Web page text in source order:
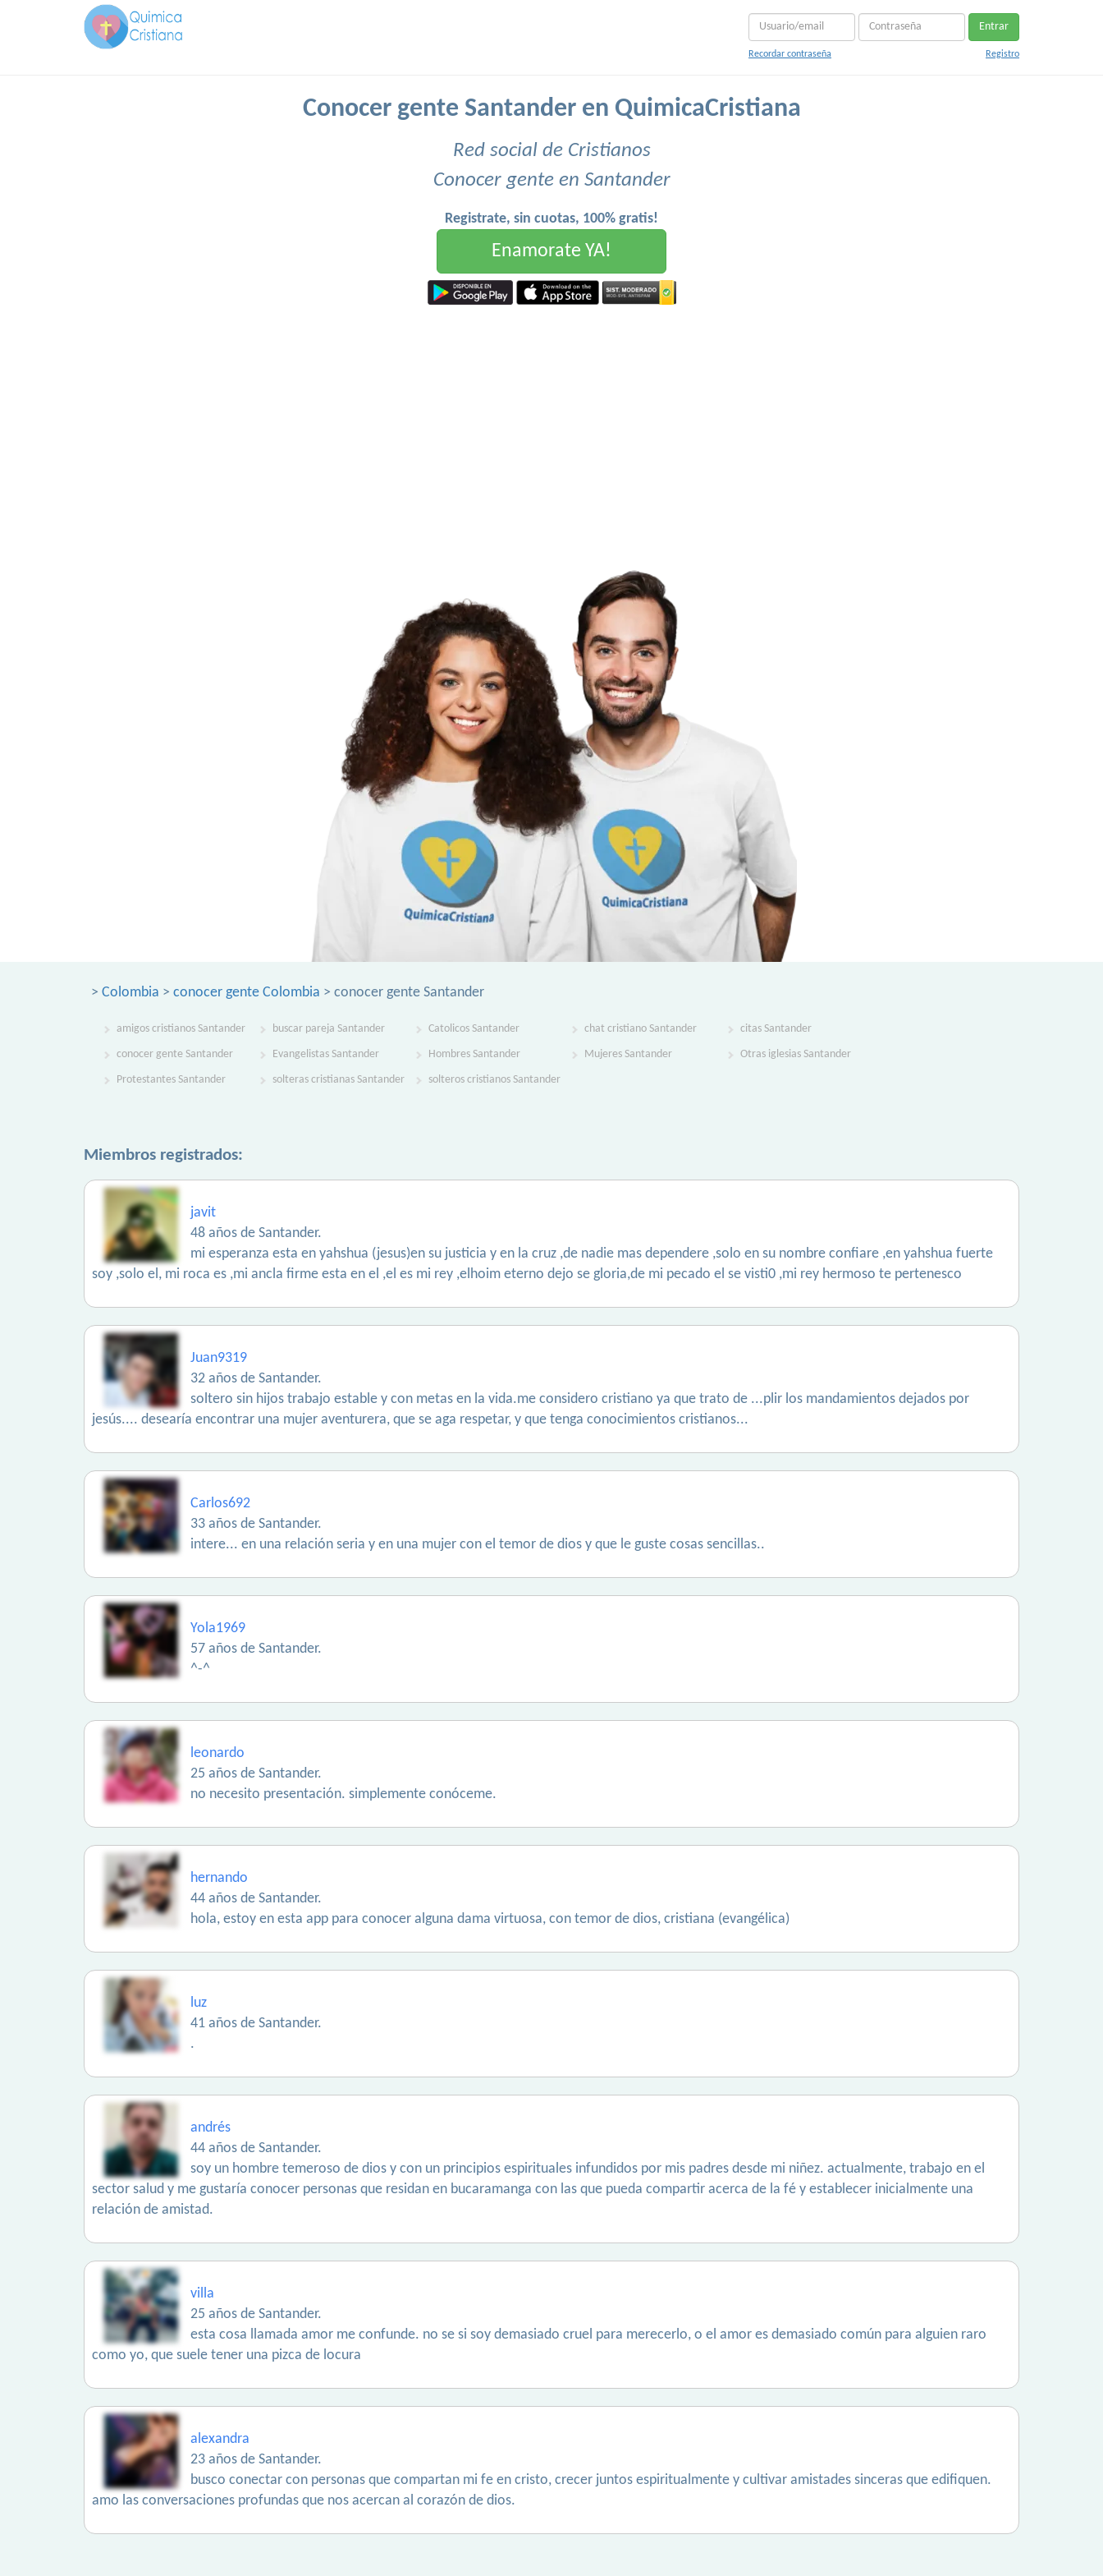
Entrar
Recordar contraseña Registro
Conocer gente Santander en QuimicaCristiana
Red social de Cristianos
Conocer gente en Santander
Registrate, sin cuotas, 100% gratis!
Enamorate YA!
> Colombia > conocer gente Colombia > conocer gente Santander
amigos cristianos Santander buscar pareja Santander Catolicos Santander chat cristiano Santander citas Santander
conocer gente Santander Evangelistas Santander Hombres Santander Mujeres Santander Otras iglesias Santander
Protestantes Santander solteras cristianas Santander solteros cristianos Santander
Miembros registrados:
javit
48 años de Santander.
mi esperanza esta en yahshua (jesus)en su justicia y en la cruz ,de nadie mas dependere ,solo en su nombre confiare ,en yahshua fuerte
soy ,solo el, mi roca es ,mi ancla firme esta en el ,el es mi rey ,elhoim eterno dejo se gloria,de mi pecado el se visti0 ,mi rey hermoso te pertenesco
Juan9319
32 años de Santander.
soltero sin hijos trabajo estable y con metas en la vida.me considero cristiano ya que trato de ...plir los mandamientos dejados por
jesús.... desearía encontrar una mujer aventurera, que se aga respetar, y que tenga conocimientos cristianos...
Carlos692
33 años de Santander.
intere... en una relación seria y en una mujer con el temor de dios y que le guste cosas sencillas..
Yola1969
57 años de Santander.
^-^
leonardo
25 años de Santander.
no necesito presentación. simplemente conóceme.
hernando
44 años de Santander.
hola, estoy en esta app para conocer alguna dama virtuosa, con temor de dios, cristiana (evangélica)
luz
41 años de Santander.
.
andrés
44 años de Santander.
soy un hombre temeroso de dios y con un principios espirituales infundidos por mis padres desde mi niñez. actualmente, trabajo en el
sector salud y me gustaría conocer personas que residan en bucaramanga con las que pueda compartir acerca de la fé y establecer inicialmente una
relación de amistad.
villa
25 años de Santander.
esta cosa llamada amor me confunde. no se si soy demasiado cruel para merecerlo, o el amor es demasiado común para alguien raro
como yo, que suele tener una pizca de locura
alexandra
23 años de Santander.
busco conectar con personas que compartan mi fe en cristo, crecer juntos espiritualmente y cultivar amistades sinceras que edifiquen.
amo las conversaciones profundas que nos acercan al corazón de dios.